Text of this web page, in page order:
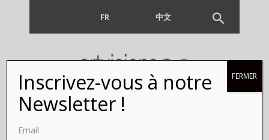
FR 中文
Gabriele
Inscrivez-vous à notre
Newsletter !
Email
FERMER